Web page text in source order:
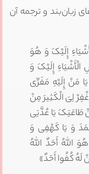
زبان‌بند و ترجمه آن
إِلَیْکَ وَ هُوَ
إِلَیْکَ وَ
مَنْ إِلَیْهِ مَفَرِّی
لِیَ الْکَثِیرَ مِنْ
طَاعَتِکَ یَا عُدَّتِی
وَ یَا کَهْفِی وَ
اللَّهُ أَحَدٌ اللَّهُ
لَهُ کُفُوا أَحَدٌ»